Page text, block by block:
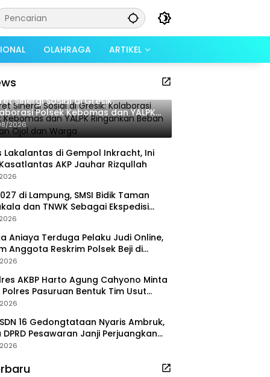
OLAHRAGA ARTIKEL
Sinergi Sosial di Gresik:
Polsek Kebomas dan YALPK
Beban Ratusan Ojol dan
2026
Lakalantas di Gempol Inkracht, Ini
AKP Jauhar Rizqullah
di Lampung, SMSI Bidik Taman
dan TNWK Sebagai Ekspedisi
Aniaya Terduga Pelaku Judi Online,
Anggota Reskrim Polsek Beji di
AKBP Harto Agung Cahyono Minta
Pasuruan Bentuk Tim Usut
Terduga Pelaku Judi Online
16 Gedongtataan Nyaris Ambruk,
DPRD Pesawaran Janji Perjuangkan
Perbaikan